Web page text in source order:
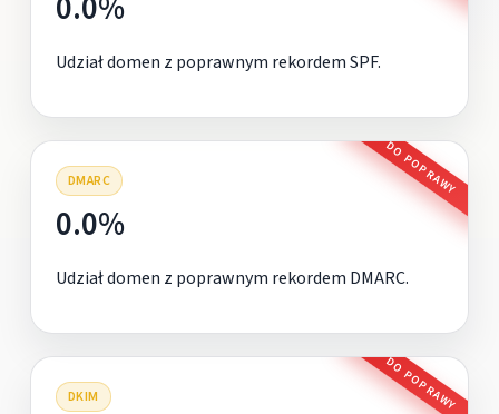
0.0%
Udział domen z poprawnym rekordem SPF.
DMARC DO POPRAWY
0.0%
Udział domen z poprawnym rekordem DMARC.
DKIM DO POPRAWY